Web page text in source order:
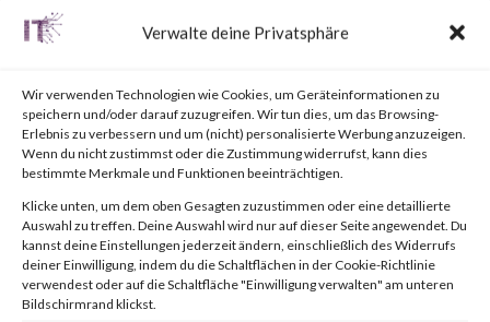
Verwalte deine Privatsphäre
Wir verwenden Technologien wie Cookies, um Geräteinformationen zu
speichern und/oder darauf zuzugreifen. Wir tun dies, um das Browsing-
Erlebnis zu verbessern und um (nicht) personalisierte Werbung anzuzeigen.
Wenn du nicht zustimmst oder die Zustimmung widerrufst, kann dies
bestimmte Merkmale und Funktionen beeinträchtigen.
Klicke unten, um dem oben Gesagten zuzustimmen oder eine detaillierte
Auswahl zu treffen. Deine Auswahl wird nur auf dieser Seite angewendet. Du
kannst deine Einstellungen jederzeit ändern, einschließlich des Widerrufs
deiner Einwilligung, indem du die Schaltflächen in der Cookie-Richtlinie
verwendest oder auf die Schaltfläche "Einwilligung verwalten" am unteren
Bildschirmrand klickst.
von 24. Juli 2023 Unkategorisiert | 0 Kommentare
Facebook 0
What is JumpCloud?
JumpCloud is a U.S. based IT